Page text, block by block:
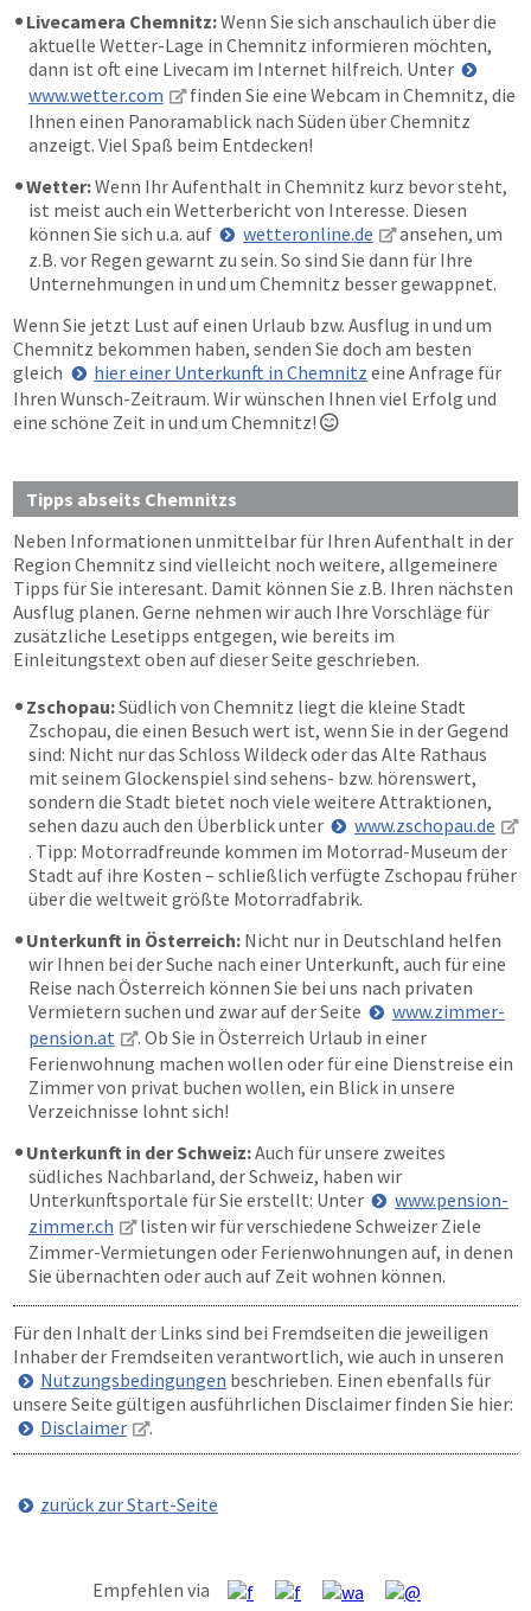
Livecamera Chemnitz:Wenn Sie sich anschaulich über die
aktuelle Wetter-Lage in Chemnitz informieren möchten,
dann ist oft eine Livecam im Internet hilfreich. Unter
www.wetter.com
finden Sie eine Webcam in Chemnitz, die
Ihnen einen Panoramablick nach Süden über Chemnitz
anzeigt. Viel Spaß beim Entdecken!
Wetter:Wenn Ihr Aufenthalt in Chemnitz kurz bevor steht,
ist meist auch ein Wetterbericht von Interesse. Diesen
können Sie sich u.a. auf
wetteronline.de
ansehen, um
z.B. vor Regen gewarnt zu sein. So sind Sie dann für Ihre
Unternehmungen in und um Chemnitz besser gewappnet.
Wenn Sie jetzt Lust auf einen Urlaub bzw. Ausflug in und um
Chemnitz bekommen haben, senden Sie doch am besten
gleich
hier einer Unterkunft in Chemnitz eine Anfrage für
Ihren Wunsch-Zeitraum. Wir wünschen Ihnen viel Erfolg und
eine schöne Zeit in und um Chemnitz! 
Tipps abseits Chemnitzs
Neben Informationen unmittelbar für Ihren Aufenthalt in der
Region Chemnitz sind vielleicht noch weitere, allgemeinere
Tipps für Sie interesant. Damit können Sie z.B. Ihren nächsten
Ausflug planen. Gerne nehmen wir auch Ihre Vorschläge für
zusätzliche Lesetipps entgegen, wie bereits im
Einleitungstext oben auf dieser Seite geschrieben.
Zschopau:Südlich von Chemnitz liegt die kleine Stadt
Zschopau, die einen Besuch wert ist, wenn Sie in der Gegend
sind: Nicht nur das Schloss Wildeck oder das Alte Rathaus
mit seinem Glockenspiel sind sehens- bzw. hörenswert,
sondern die Stadt bietet noch viele weitere Attraktionen,
sehen dazu auch den Überblick unter
www.zschopau.de
. Tipp: Motorradfreunde kommen im Motorrad-Museum der
Stadt auf ihre Kosten – schließlich verfügte Zschopau früher
über die weltweit größte Motorradfabrik.
Unterkunft in Österreich: Nicht nur in Deutschland helfen
wir Ihnen bei der Suche nach einer Unterkunft, auch für eine
Reise nach Österreich können Sie bei uns nach privaten
Vermietern suchen und zwar auf der Seite
www.zimmer-
pension.at
. Ob Sie in Österreich Urlaub in einer
Ferienwohnung machen wollen oder für eine Dienstreise ein
Zimmer von privat buchen wollen, ein Blick in unsere
Verzeichnisse lohnt sich!
Unterkunft in der Schweiz:Auch für unsere zweites
südliches Nachbarland, der Schweiz, haben wir
Unterkunftsportale für Sie erstellt: Unter
www.pension-
zimmer.ch
listen wir für verschiedene Schweizer Ziele
Zimmer-Vermietungen oder Ferienwohnungen auf, in denen
Sie übernachten oder auch auf Zeit wohnen können.
Für den Inhalt der Links sind bei Fremdseiten die jeweiligen
Inhaber der Fremdseiten verantwortlich, wie auch in unseren
Nutzungsbedingungen beschrieben. Einen ebenfalls für
unsere Seite gültigen ausführlichen Disclaimer finden Sie hier:
Disclaimer
.
zurück zur Start-Seite
Empfehlen via